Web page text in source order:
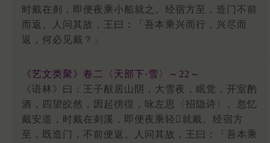
时戴在剡，即便夜乘小船就之。经宿方至，造门不前
而返。人问其故，王曰：「吾本乘兴而行，兴尽而
返，何必见戴？」
《艺文类聚》卷二〈天部下·雪〉～22～
《语林》曰：王子猷居山阴，大雪夜，眠觉，开室酌
酒，四望皎然，因起徬徨，咏左思〈招隐诗〉。忽忆
戴安道，时戴在剡溪，即便夜乘轻就戴。经宿方
至，既造门，不前便返。人问其故，王曰：「吾本乘